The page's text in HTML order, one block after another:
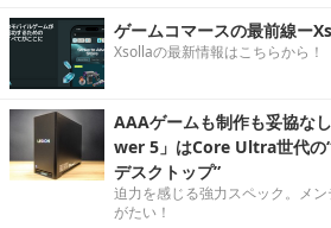
ゲームコマースの最前線ー
Xsollaの最新情報はこちらから！
AAAゲームも制作も妥協な
wer 5」はCore Ultra世代の
デスクトップ”
迫力を感じる強力スペック。メ
がたい！